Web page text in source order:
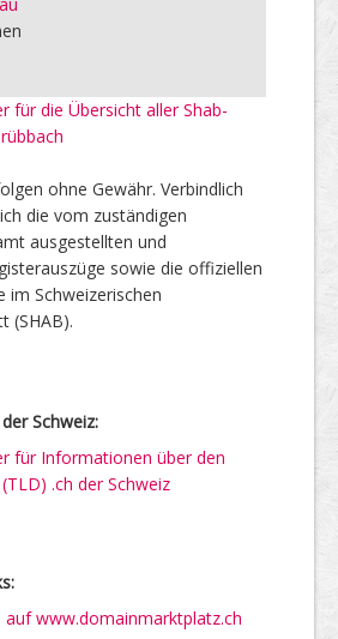
für die Übersicht aller Shab-
ohne Gewähr. Verbindlich
die vom zuständigen
ausgestellten und
sowie die offiziellen
im Schweizerischen
(SHAB).
Schweiz:
für Informationen über den
.ch der Schweiz
www.domainmarktplatz.ch